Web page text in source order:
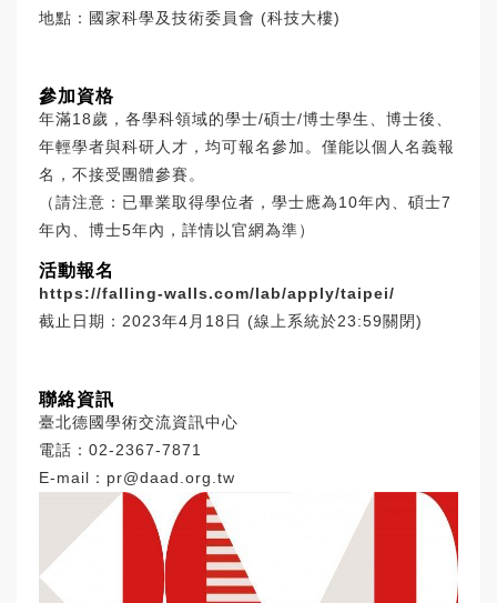
地點：國家科學及技術委員會 (科技大樓)
參加資格
年滿18歲，各學科領域的學士/碩士/博士學生、博士後、
年輕學者與科研人才，均可報名參加。僅能以個人名義報
名，不接受團體參賽。
（請注意：已畢業取得學位者，學士應為10年內、碩士7
年內、博士5年內，詳情以官網為準）
活動報名
https://falling-walls.com/lab/apply/taipei/
截止日期：2023年4月18日 (線上系統於23:59關閉)
聯絡資訊
臺北德國學術交流資訊中心
電話：02-2367-7871
E-mail： pr@daad.org.tw